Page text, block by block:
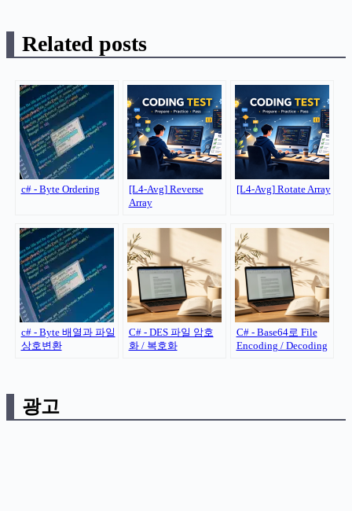
Related posts
c# - Byte Ordering
[L4-Avg] Reverse
Array
[L4-Avg] Rotate Array
c# - Byte 배열과 파일
상호변환
C# - DES 파일 암호
화 / 복호화
C# - Base64로 File
Encoding / Decoding
광고